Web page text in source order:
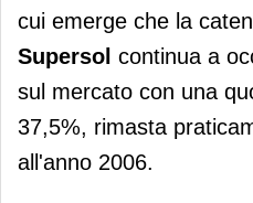
cui emerge che la
Supersol continua a
sul mercato con una
37,5%, rimasta
all'anno 2006.